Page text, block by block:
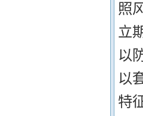
照
立
以
以
特